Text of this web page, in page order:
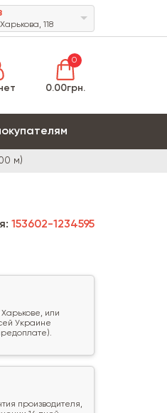
118
0
0.00грн.
м)
153602-1234595
или
Украине
производителя,